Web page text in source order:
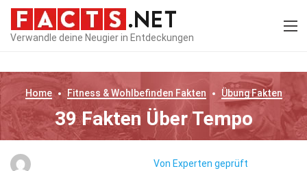
Verwandle deine Neugier in Entdeckungen
Home Fitness & Wohlbefinden Fakten ÜbungFakten
39 Fakten Über Tempo
Von Experten geprüft